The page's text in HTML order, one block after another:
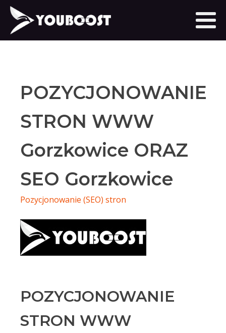
POZYCJONOWANIE
STRON WWW
Gorzkowice ORAZ
SEO Gorzkowice
Pozycjonowanie (SEO) stron
POZYCJONOWANIE
STRON WWW